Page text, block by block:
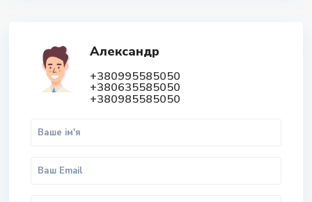
Александр
+380995585050
+380635585050
+380985585050